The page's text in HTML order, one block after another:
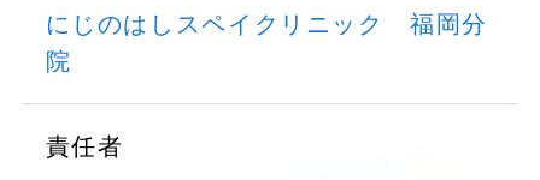
にじのはしスペイクリニック 福岡分
院
責任者